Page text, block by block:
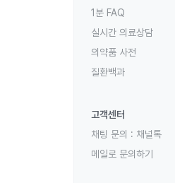
1분 FAQ
실시간 의료상담
의약품 사전
질환백과
고객센터
채팅 문의 : 채널톡
메일로 문의하기